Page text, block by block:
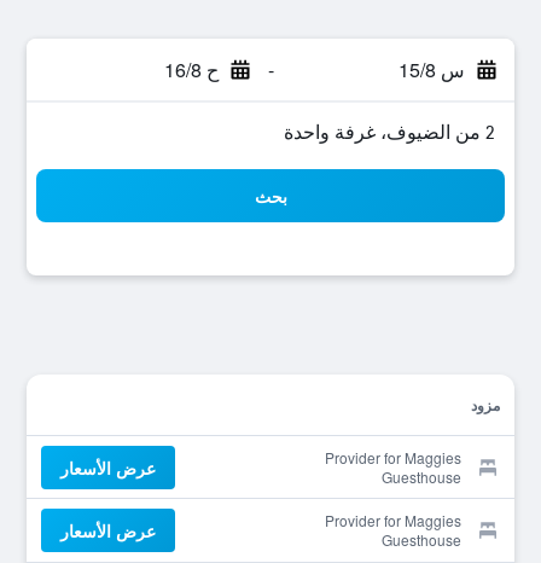
س 15/8 - ح 16/8
2 من الضيوف، غرفة واحدة
بحث
مزود
Provider for Maggies
Guesthouse
عرض الأسعار
Provider for Maggies
Guesthouse
عرض الأسعار